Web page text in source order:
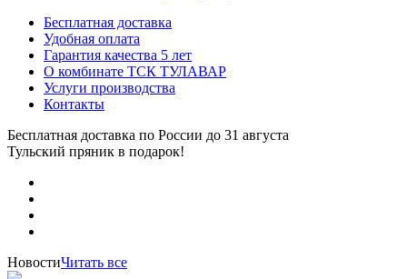
Бесплатная доставка
Удобная оплата
Гарантия качества 5 лет
О комбинате ТСК ТУЛАВАР
Услуги производства
Контакты
Бесплатная доставка по России до 31 августа
Тульский пряник в подарок!
НовостиЧитать все